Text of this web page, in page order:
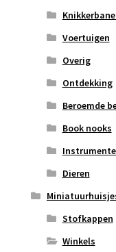
Voertuigen
Overig
Ontdekking
Beroemde
Book nooks
Dieren
Stofkappen
Winkels